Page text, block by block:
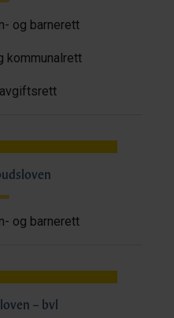
og barnerett
kommunalrett
og barnerett
– bvl